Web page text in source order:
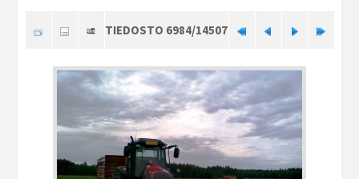
TIEDOSTO 6984/14507